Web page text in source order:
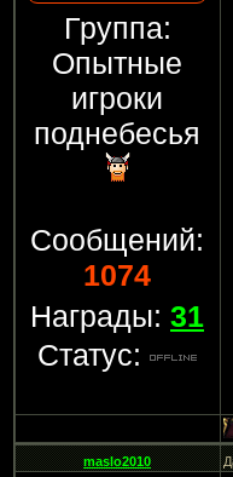
Группа:
Опытные
игроки
поднебесья
Сообщений:
1074
Награды: 31
Статус:
maslo2010